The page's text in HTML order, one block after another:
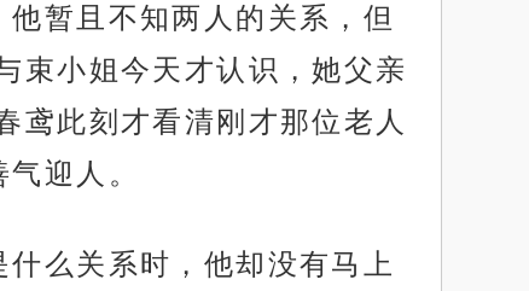
暂且不知两人的关系，但
束小姐今天才认识，她父亲
鸢此刻才看清刚才那位老人
迎人。
么关系时，他却没有马上